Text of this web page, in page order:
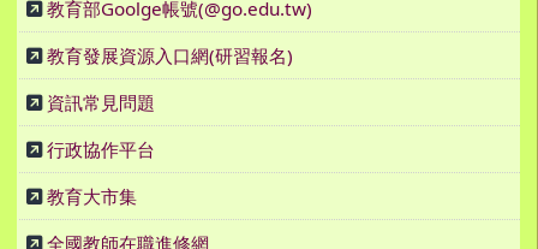
教育部Goolge帳號(@go.edu.tw)
教育發展資源入口網(研習報名)
資訊常見問題
行政協作平台
教育大市集
全國教師在職進修網